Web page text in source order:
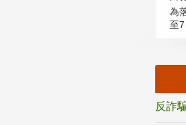
為
至7
反詐